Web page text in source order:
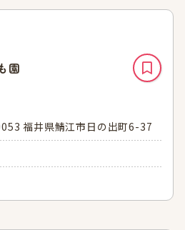
園
福井県鯖江市日の出町6-37